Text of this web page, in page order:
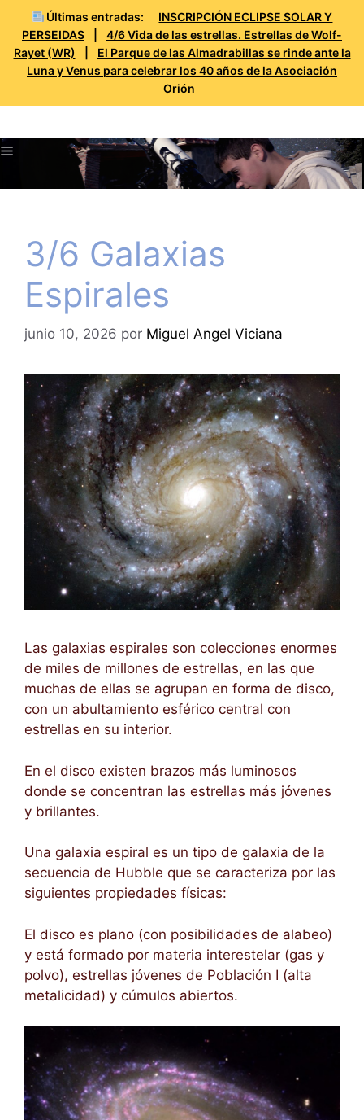
Últimas entradas:
INSCRIPCIÓN ECLIPSE SOLAR Y
PERSEIDAS
4/6 Vida de las estrellas. Estrellas de Wolf-
Rayet (WR)
El Parque de las Almadrabillas se rinde ante la
Luna y Venus para celebrar los 40 años de la Asociación
Orión
al
contenido
Menú
3/6 Galaxias
Espirales
junio 10, 2026 por Miguel Angel Viciana
Las galaxias espirales son colecciones enormes
de miles de millones de estrellas, en las que
muchas de ellas se agrupan en forma de disco,
con un abultamiento esférico central con
estrellas en su interior.
En el disco existen brazos más luminosos
donde se concentran las estrellas más jóvenes
y brillantes.
Una galaxia espiral es un tipo de galaxia de la
secuencia de Hubble que se caracteriza por las
siguientes propiedades físicas:
El disco es plano (con posibilidades de alabeo)
y está formado por materia interestelar (gas y
polvo), estrellas jóvenes de Población I (alta
metalicidad) y cúmulos abiertos.